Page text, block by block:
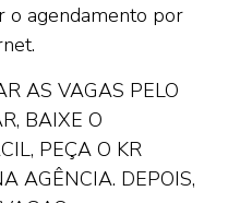
o agendamento por
AS VAGAS PELO
BAIXE O
PEÇA O KR
AGÊNCIA. DEPOIS,